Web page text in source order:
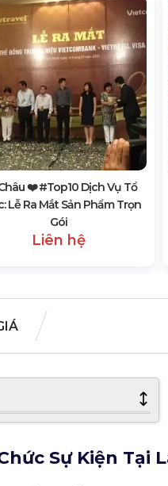
❤️️ #top10 Dịch Vụ Tổ
Lễ Ra Mắt Sản Phẩm Trọn
Gói
Liên hệ
Sự Kiện Tại